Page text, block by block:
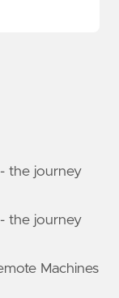
the journey
the journey
Machines